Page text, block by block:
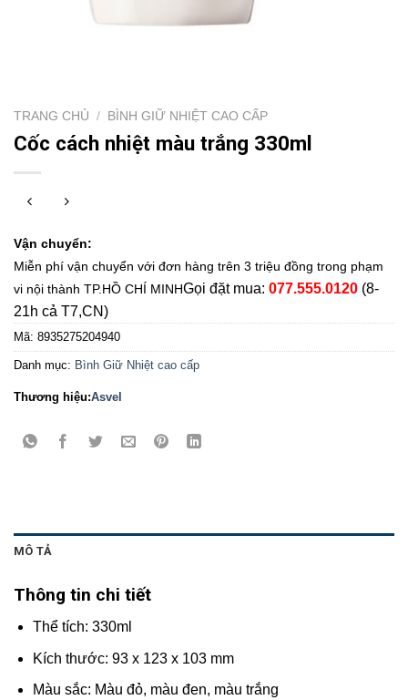
TRANG CHỦ / BÌNH GIỮ NHIỆT CAO CẤP
Cốc cách nhiệt màu trắng 330ml
Vận chuyển:
Miễn phí vận chuyển với đơn hàng trên 3 triệu đồng trong phạm
vi nội thành TP.HỒ CHÍ MINHGọi đặt mua: 077.555.0120 (8-
21h cả T7,CN)
Mã: 8935275204940
Danh mục: Bình Giữ Nhiệt cao cấp
Thương hiệu:Asvel
MÔ TẢ
Thông tin chi tiết
Thể tích: 330ml
Kích thước: 93 x 123 x 103 mm
Màu sắc: Màu đỏ, màu đen, màu trắng